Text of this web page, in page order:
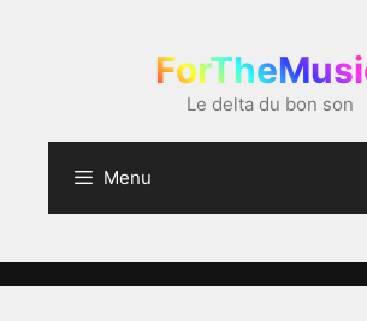
Le delta du bon son
Menu